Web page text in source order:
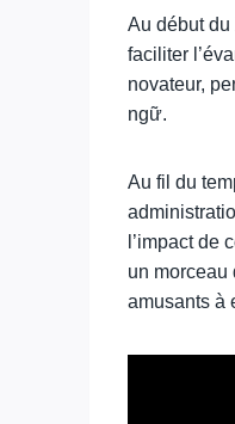
Au début
faciliter
novateur,
ngữ.
Au fil du
l’impact de
un morceau
amusants à